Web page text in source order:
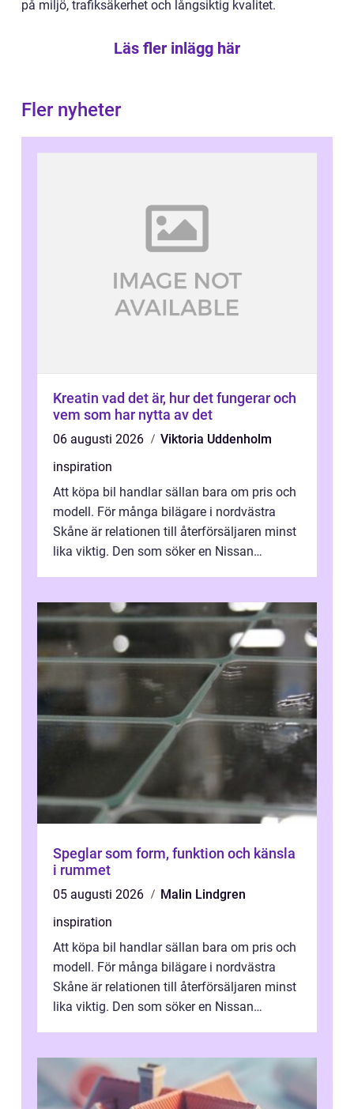
på miljö, trafiksäkerhet och långsiktig kvalitet.
Läs fler inlägg här
Fler nyheter
Kreatin vad det är, hur det fungerar och
vem som har nytta av det
06 augusti 2026
Viktoria Uddenholm
inspiration
Att köpa bil handlar sällan bara om pris och
modell. För många bilägare i nordvästra
Skåne är relationen till återförsäljaren minst
lika viktig. Den som söker en Nissan
Speglar som form, funktion och känsla
i rummet
05 augusti 2026
Malin Lindgren
inspiration
Att köpa bil handlar sällan bara om pris och
modell. För många bilägare i nordvästra
Skåne är relationen till återförsäljaren minst
lika viktig. Den som söker en Nissan